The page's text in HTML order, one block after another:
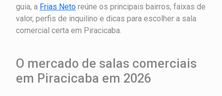
guia, a Frias Neto reúne os principais bairros, faixas de
valor, perfis de inquilino e dicas para escolher a sala
comercial certa em Piracicaba.
O mercado de salas comerciais
em Piracicaba em 2026